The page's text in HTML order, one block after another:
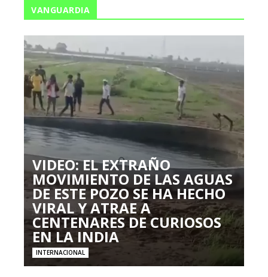
VANGUARDIA
VIDEO: EL EXTRAÑO
MOVIMIENTO DE LAS AGUAS
DE ESTE POZO SE HA HECHO
VIRAL Y ATRAE A
CENTENARES DE CURIOSOS
EN LA INDIA
INTERNACIONAL